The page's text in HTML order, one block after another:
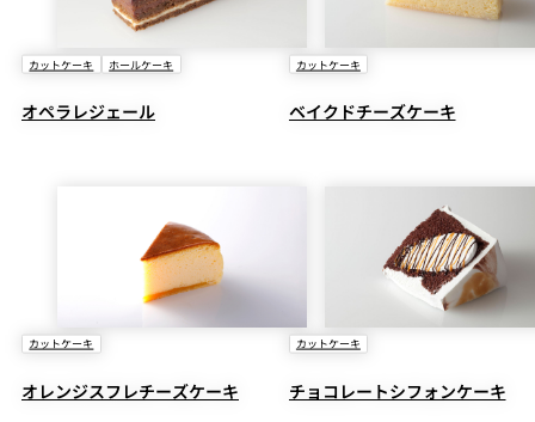
カットケーキ ホールケーキ
オペラレジェール
カットケーキ
ベイクドチーズケーキ
カットケーキ
オレンジスフレチーズケーキ
カットケーキ
チョコレートシフォンケーキ